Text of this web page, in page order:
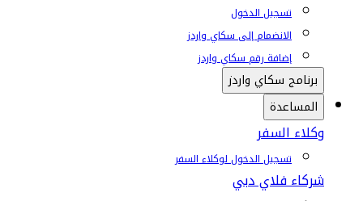
تسجيل الدخول
الانضمام إلى سكاي واردز
إضافة رقم سكاي واردز
برنامج سكاي واردز
المساعدة
وكلاء السفر
تسجيل الدخول لوكلاء السفر
شركاء فلاي دبي